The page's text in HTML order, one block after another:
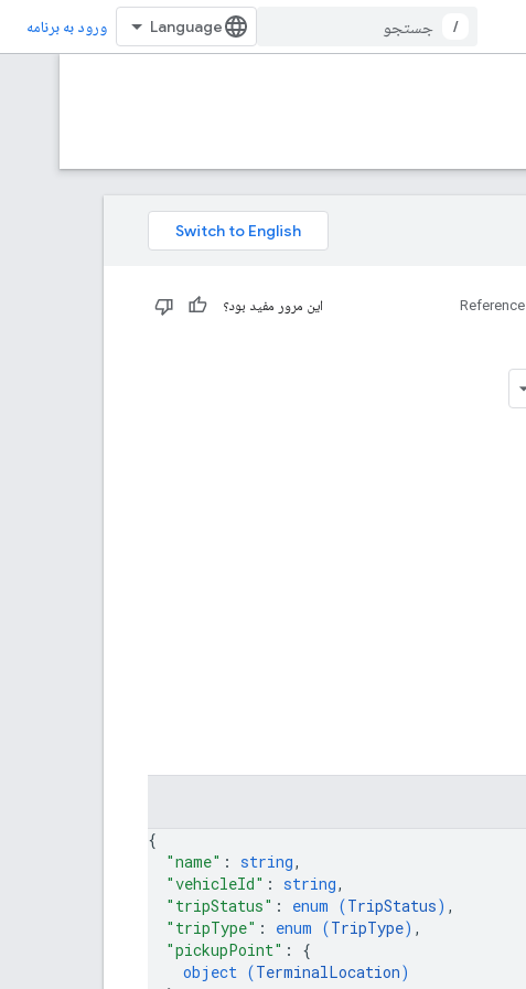
/ ورود به برنامه
Reference
این مرور مفید بود؟
{
"name" : string,
"vehicleId" : string,
"tripStatus" : enum (TripStatus) ,
"tripType" : enum (TripType) ,
"pickupPoint" : {
object (TerminalLocation)